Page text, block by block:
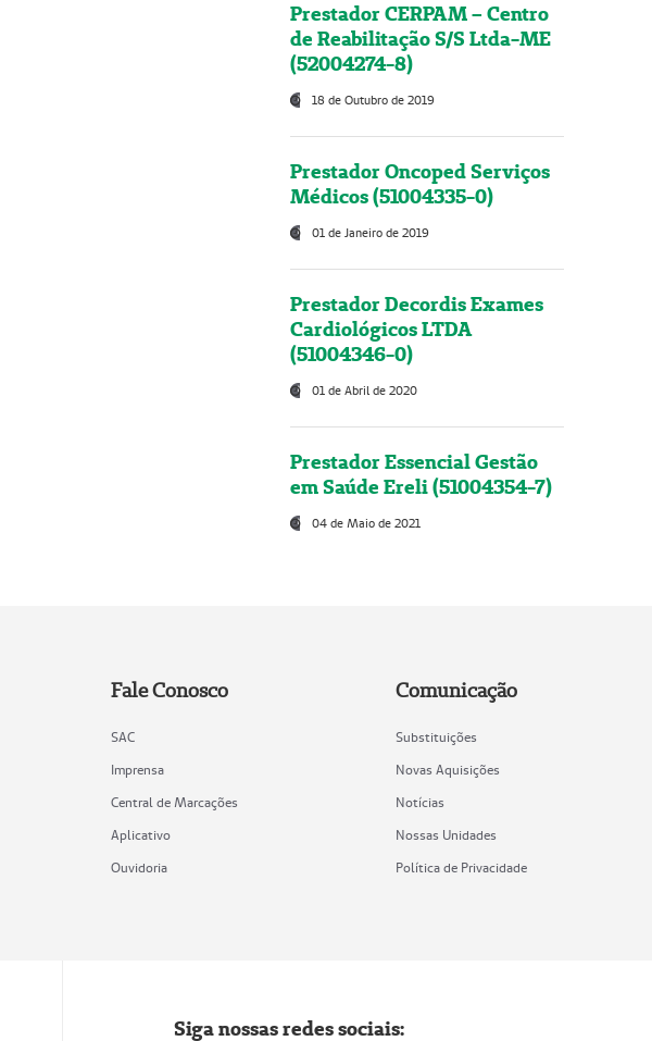
Prestador CERPAM – Centro
de Reabilitação S/S Ltda-ME
(52004274-8)
18 de Outubro de 2019
Prestador Oncoped Serviços
Médicos (51004335-0)
01 de Janeiro de 2019
Prestador Decordis Exames
Cardiológicos LTDA
(51004346-0)
01 de Abril de 2020
Prestador Essencial Gestão
em Saúde Ereli (51004354-7)
04 de Maio de 2021
Fale Conosco
SAC
Imprensa
Central de Marcações
Aplicativo
Ouvidoria
Comunicação
Substituições
Novas Aquisições
Notícias
Nossas Unidades
Política de Privacidade
Siga nossas redes sociais: